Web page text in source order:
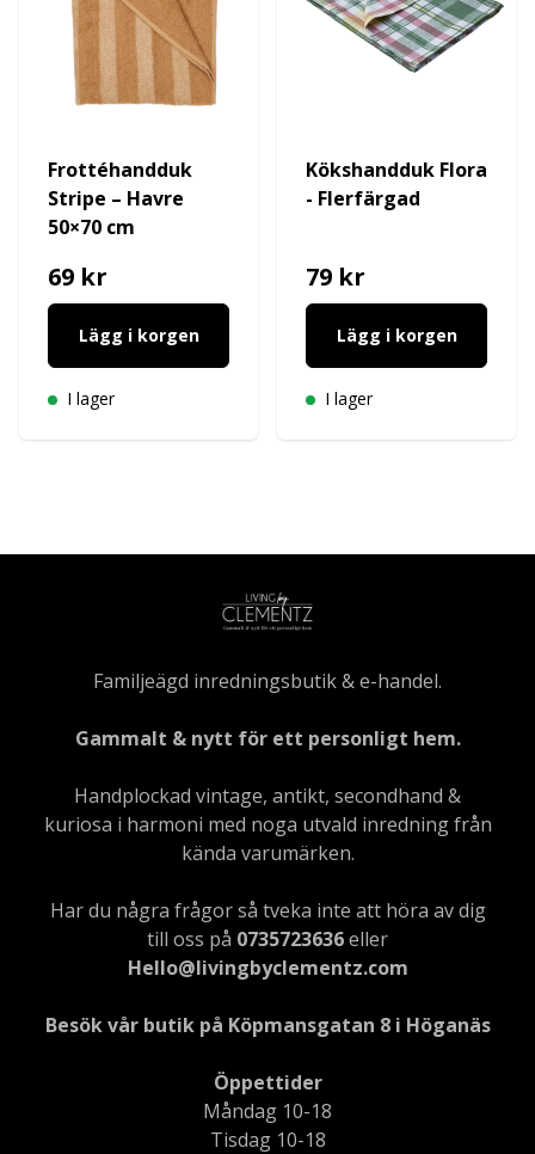
Frottéhandduk
Stripe – Havre
50×70 cm
69 kr
Lägg i korgen
I lager
Kökshandduk Flora
- Flerfärgad
79 kr
Lägg i korgen
I lager
Familjeägd inredningsbutik & e-handel.
Gammalt & nytt för ett personligt hem.
Handplockad vintage, antikt, secondhand &
kuriosa i harmoni med noga utvald inredning från
kända varumärken.
Har du några frågor så tveka inte att höra av dig
till oss på 0735723636eller
Hello@livingbyclementz.com
Besök vår butik på Köpmansgatan 8 i Höganäs
Öppettider
Måndag 10-18
Tisdag 10-18